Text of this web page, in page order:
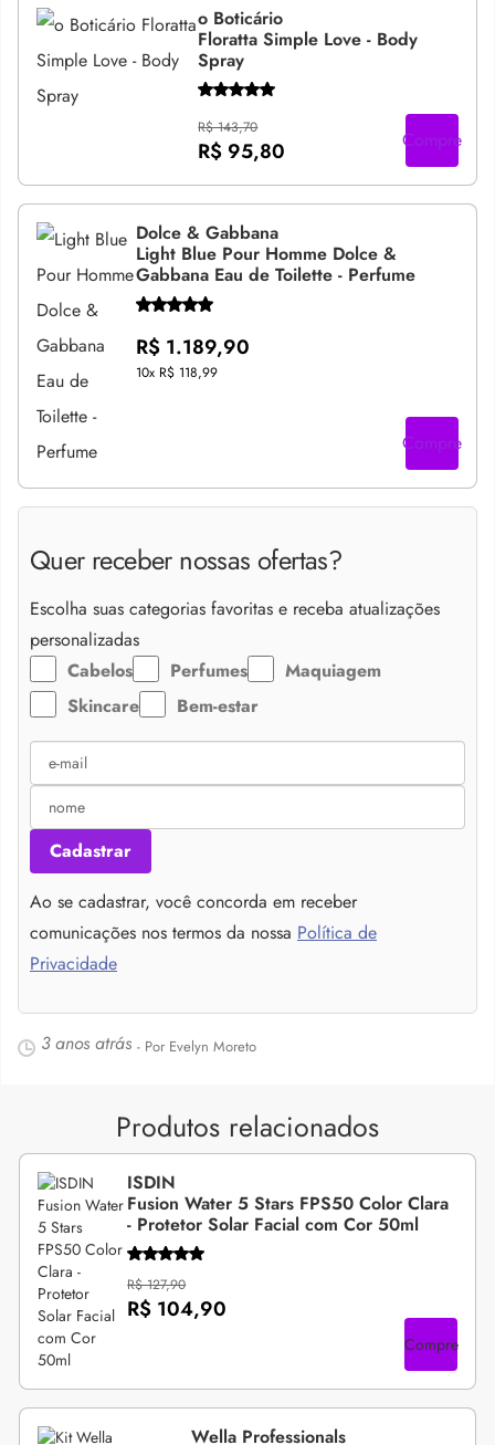
o Boticário
Floratta Simple Love - Body
Spray
R$ 143,70
R$ 95,80 Compre
Dolce & Gabbana
Light Blue Pour Homme Dolce &
Gabbana Eau de Toilette - Perfume
R$ 1.189,90
10x R$ 118,99
Compre
Quer receber nossas ofertas?
Escolha suas categorias favoritas e receba atualizações
personalizadas
Cabelos
Perfumes
Maquiagem
Skincare
Bem-estar
Cadastrar
Ao se cadastrar, você concorda em receber
comunicações nos termos da nossa Política de
Privacidade
3 anos atrás - Por Evelyn Moreto
Produtos relacionados
ISDIN
Fusion Water 5 Stars FPS50 Color Clara
- Protetor Solar Facial com Cor 50ml
R$ 127,90
R$ 104,90
Compre
Wella Professionals